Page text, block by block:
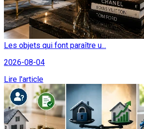
Les objets qui font paraître u...
2026-08-04
Lire l'article